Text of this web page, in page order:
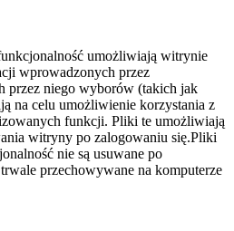
umożliwiają witrynie
wprowadzonych przez
przez niego wyborów (takich jak
na celu umożliwienie korzystania z
funkcji. Pliki te umożliwiają
witryny po zalogowaniu się.Pliki
nie są usuwane po
przechowywane na komputerze